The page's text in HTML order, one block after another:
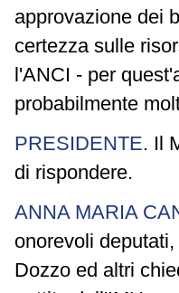
approvazione dei
certezza sulle
l'ANCI - per
probabilmente
PRESIDENTE. Il
di rispondere.
ANNA MARIA
onorevoli
Dozzo ed altri